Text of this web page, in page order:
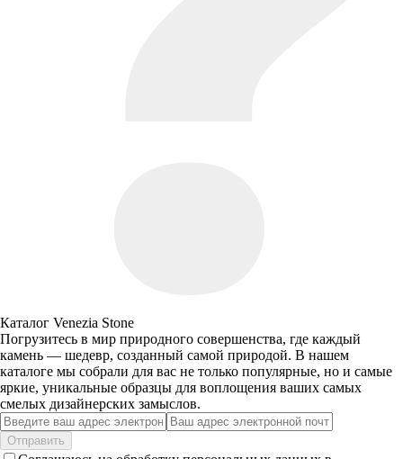
Каталог Venezia Stone
Погрузитесь в мир природного совершенства, где каждый
камень — шедевр, созданный самой природой. В нашем
каталоге мы собрали для вас не только популярные, но и самые
яркие, уникальные образцы для воплощения ваших самых
смелых дизайнерских замыслов.
Отправить